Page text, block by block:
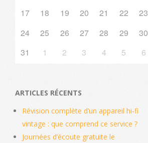
17
18 19 20 21 22
23
24
25 26 27 28 29
30
31
1 2 3 4 5 6
ARTICLES RÉCENTS
Révision complète d’un appareil hi‑fi
vintage : que comprend ce service ?
Journées d’écoute gratuite le